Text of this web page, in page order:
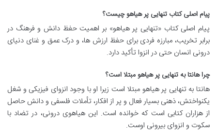
پیام اصلی کتاب تنهایی پر هیاهو چیست؟
پیام اصلی کتاب «تنهایی پر هیاهو» بر اهمیت حفظ دانش و فرهنگ در
برابر تخریب، مبارزه فردی برای حفظ ارزش ها، و درک عمق و غنای دنیای
درونی انسان حتی در انزوا تأکید دارد.
چرا هانتا به تنهایی پر هیاهو مبتلا است؟
هانتا به تنهایی پر هیاهو مبتلا است زیرا او با وجود انزوای فیزیکی و شغل
یکنواختش، ذهنی بسیار فعال و پر از افکار، تأملات فلسفی و دانش حاصل
از هزاران کتابی است که خوانده است. این هیاهوی درونی، در تضاد با
سکوت و انزوای بیرونی اوست.